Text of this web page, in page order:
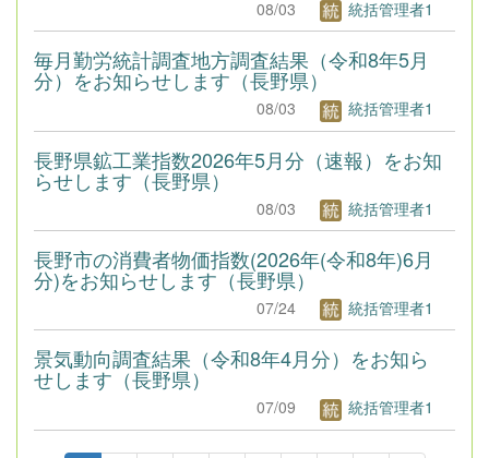
08/03 統括管理者1
毎月勤労統計調査地方調査結果（令和8年5月
分）をお知らせします（長野県）
08/03 統括管理者1
長野県鉱工業指数2026年5月分（速報）をお知
らせします（長野県）
08/03 統括管理者1
長野市の消費者物価指数(2026年(令和8年)6月
分)をお知らせします（長野県）
07/24 統括管理者1
景気動向調査結果（令和8年4月分）をお知ら
せします（長野県）
07/09 統括管理者1